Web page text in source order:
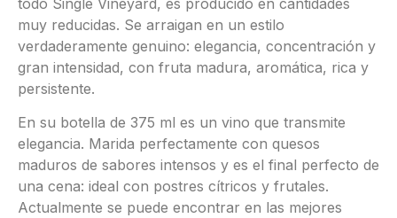
muy reducidas. Se arraigan en un estilo
verdaderamente genuino: elegancia, concentración y
gran intensidad, con fruta madura, aromática, rica y
persistente.
En su botella de 375 ml es un vino que transmite
elegancia. Marida perfectamente con quesos
maduros de sabores intensos y es el final perfecto de
una cena: ideal con postres cítricos y frutales.
Actualmente se puede encontrar en las mejores